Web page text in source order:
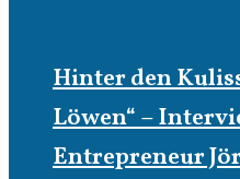
Hinter den
Löwen“ –
Entrepreneur